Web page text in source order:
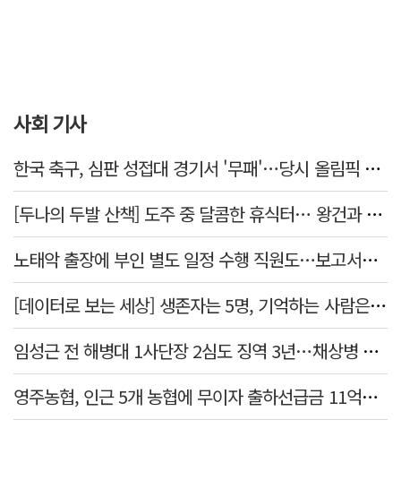
사회 기사
한국 축구, 심판 성접대 경기서 '무패'…당시 올림픽 감독은 홍명보
[두나의 두발 산책] 도주 중 달콤한 휴식터… 왕건과 지명 산책
노태악 출장에 부인 별도 일정 수행 직원도…보고서엔 '공식일정 참석'
[데이터로 보는 세상] 생존자는 5명, 기억하는 사람은 늘었다
임성근 전 해병대 1사단장 2심도 징역 3년…채상병 순직 책임 유죄
영주농협, 인근 5개 농협에 무이자 출하선급금 11억원 지원…상생 유통망 강화